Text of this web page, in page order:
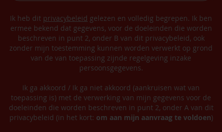
Ik heb dit privacybeleid gelezen en volledig begrepen. Ik ben
ermee bekend dat gegevens, voor de doeleinden die worden
beschreven in punt 2, onder B van dit privacybeleid, ook
zonder mijn toestemming kunnen worden verwerkt op grond
van de van toepassing zijnde regelgeving inzake
persoonsgegevens.
Ik ga akkoord / Ik ga niet akkoord (aankruisen wat van
toepassing is) met de verwerking van mijn gegevens voor de
doeleinden die worden beschreven in punt 2, onder A van dit
privacybeleid (in het kort: om aan mijn aanvraag te voldoen)